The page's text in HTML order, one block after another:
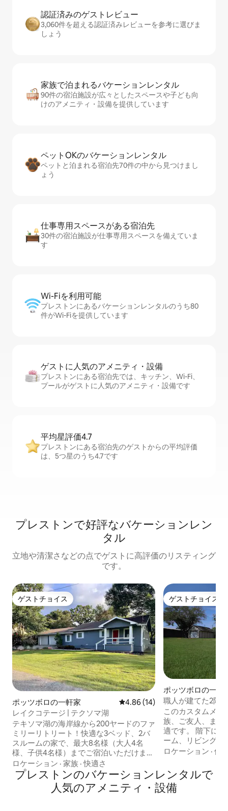
認証済みのゲ⁠ス⁠ト⁠レ⁠ビ⁠ュ⁠ー
3,060件を超える認証済みレビューを参考に選びま
しょう
家族で泊まれるバ⁠ケ⁠ー⁠シ⁠ョ⁠ンレ⁠ン⁠タ⁠ル
90件の宿泊施設が広々としたスペースや子ども向
けのアメニティ・設備を提供しています
ペットOKのバ⁠ケ⁠ー⁠シ⁠ョ⁠ンレ⁠ン⁠タ⁠ル
ペットと泊まれる宿泊先70件の中から見つけまし
ょう
仕事専用ス⁠ペ⁠ー⁠スがあ⁠る宿⁠泊⁠先
30件の宿泊施設が仕事専用スペースを備えていま
す
Wi-Fiを利⁠用⁠可⁠能
プレストンにあるバケーションレンタルのうち80
件がWi-Fiを提供しています
ゲストに人⁠気⁠のア⁠メ⁠ニ⁠テ⁠ィ・設⁠備
プレストンにある宿泊先では、キッチン、Wi-Fi、
プールがゲストに人気のアメニティ・設備です
平均星評価4.7
プレストンにある宿泊先のゲストからの平均評価
は、5つ星のうち4.7です
プレストンで好評なバケーションレン
タル
立地や清潔さなどの点でゲストに高評価のリスティング
です。
ゲストチョイス
ゲストチョイス
ポッツボロの一軒家 レビュー14件、5つ星中4.86つ
4.86 (14)
レイクコテージ | テクソマ湖
テキソマ湖の海岸線から200ヤードのファ
ミリーリトリート！快適な3ベッド、2バ
スルームの家で、最大8名様（大人4名
様、子供4名様）までご宿泊いただけま
す。水辺の素晴らしい日の出の景色で目
を覚ましましょう。早起きでも夜更かし
でも、この息をのむような1日の始まりを
お見逃しなく。近くのビーチ、ハイキン
ロケーション · 家族 ·快適さ
ゲストチョイス
ゲストチョイス
ポッツボロの一軒
職人が建てた2階
このカスタムメイ
族、ご友人、また
適です。 階下に
ーム、リビングエ
は別の寝室、フ
き釣り旅行にぴ
た、ご自身のボ
マ湖のすべてをお
ロケーション ·価
プレストンのバケーションレンタルで
人気のアメニティ・設備